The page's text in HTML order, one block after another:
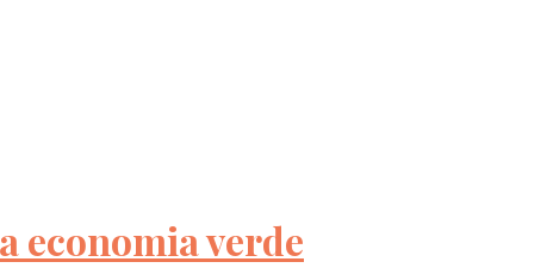
economia verde